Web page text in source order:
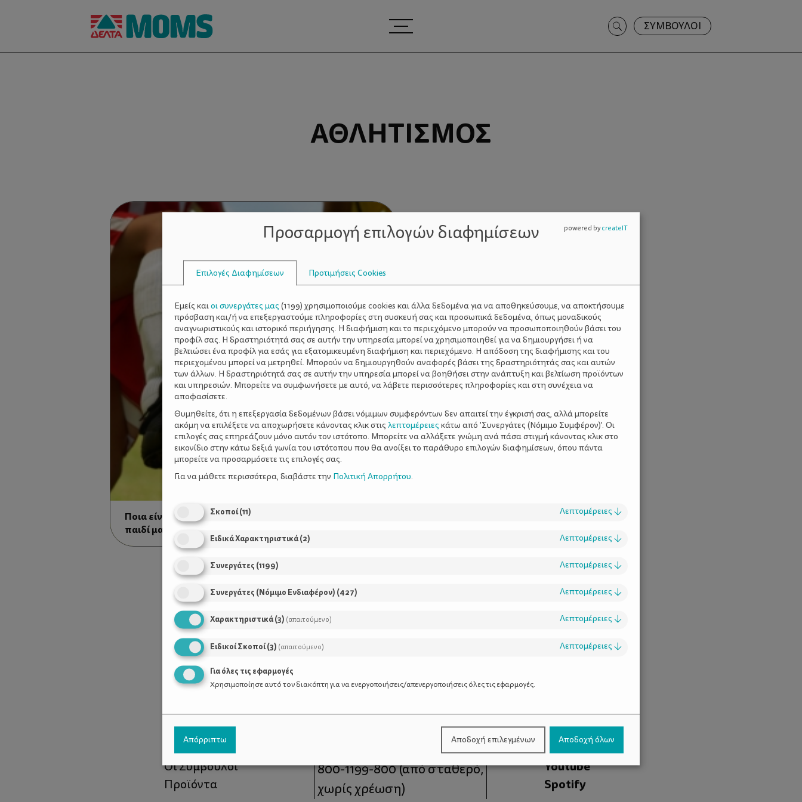
Search
for:
ΣΥΜΒΟΥΛΟΙ
ΑΘΛΗΤΙΣΜΌΣ
Ποια είναι η κατάλληλη ηλικία να ξεκινήσει το
παιδί μας κάποιο σπορ. Και ποιο του
ταιριάζει;
Χρήσιμοι Σύνδεσμοι
Τι είναι το ΔΕΛΤΑ moms
Οι Σύμβουλοι
Προϊόντα
Τηλέφωνο Επικοινωνίας:
800-1199-800(από σταθερό,
χωρίς χρέωση)
Facebook
Instagram
Youtube
Spotify
Προσαρμογή επιλογών διαφημίσεων
Επιλογές Διαφημίσεων Προτιμήσεις Cookies
Εμείς καιοι συνεργάτες μας (1199) χρησιμοποιούμε cookies και άλλα δεδομένα για να αποθηκεύσουμε, να αποκτήσουμε
πρόσβαση και/ή να επεξεργαστούμε πληροφορίες στη συσκευή σας και προσωπικά δεδομένα, όπως μοναδικούς
αναγνωριστικούς και ιστορικό περιήγησης. Η διαφήμιση και το περιεχόμενο μπορούν να προσωποποιηθούν βάσει του
προφίλ σας. Η δραστηριότητά σας σε αυτήν την υπηρεσία μπορεί να χρησιμοποιηθεί για να δημιουργήσει ή να
βελτιώσει ένα προφίλ για εσάς για εξατομικευμένη διαφήμιση και περιεχόμενο. Η απόδοση της διαφήμισης και του
περιεχομένου μπορεί να μετρηθεί. Μπορούν να δημιουργηθούν αναφορές βάσει της δραστηριότητάς σας και αυτών
των άλλων. Η δραστηριότητά σας σε αυτήν την υπηρεσία μπορεί να βοηθήσει στην ανάπτυξη και βελτίωση προϊόντων
και υπηρεσιών. Μπορείτε να συμφωνήσετε με αυτό, να λάβετε περισσότερες πληροφορίες και στη συνέχεια να
αποφασίσετε.
Θυμηθείτε, ότι η επεξεργασία δεδομένων βάσει νόμιμων συμφερόντων δεν απαιτεί την έγκρισή σας, αλλά μπορείτε
ακόμη να επιλέξετε να αποχωρήσετε κάνοντας κλικ στις λεπτομέρειες κάτω από 'Συνεργάτες (Νόμιμο Συμφέρον)'. Οι
επιλογές σας επηρεάζουν μόνο αυτόν τον ιστότοπο. Μπορείτε να αλλάξετε γνώμη ανά πάσα στιγμή κάνοντας κλικ στο
εικονίδιο στην κάτω δεξιά γωνία του ιστότοπου που θα ανοίξει το παράθυρο επιλογών διαφημίσεων, όπου πάντα
μπορείτε να προσαρμόσετε τις επιλογές σας.
Για να μάθετε περισσότερα, διαβάστε την Πολιτική Απορρήτου.
Σκοποί(11) Λεπτομέρειες ↓
Ειδικά Χαρακτηριστικά(2) Λεπτομέρειες ↓
Συνεργάτες (1199) Λεπτομέρειες ↓
Συνεργάτες (Νόμιμο Ενδιαφέρον) (427) Λεπτομέρειες ↓
Χαρακτηριστικά(3) (απαιτούμενο) Λεπτομέρειες ↓
Ειδικοί Σκοποί(3) (απαιτούμενο) Λεπτομέρειες ↓
Για όλες τις εφαρμογές
Χρησιμοποίησε αυτό τον διακόπτη για να ενεργοποιήσεις/απενεργοποιήσεις όλες τις εφαρμογές.
Απόρριπτω Αποδοχή επιλεγμένων Αποδοχή όλων
powered bycreateIT